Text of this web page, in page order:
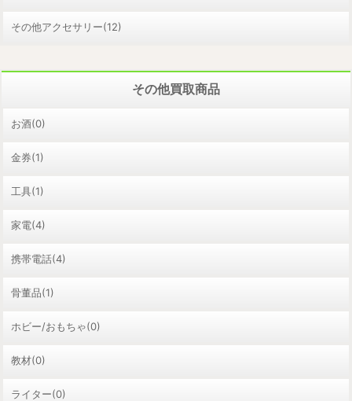
その他アクセサリー(12)
その他買取商品
お酒(0)
金券(1)
工具(1)
家電(4)
携帯電話(4)
骨董品(1)
ホビー/おもちゃ(0)
教材(0)
ライター(0)